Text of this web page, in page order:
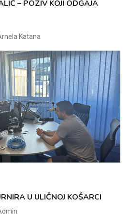
– POZIV KOJI ODGAJA
Katana
U ULIČNOJ KOŠARCI